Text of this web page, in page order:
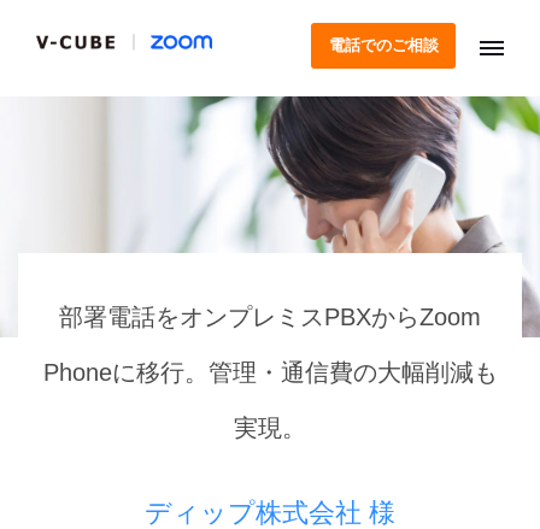
電話でのご相談
部署電話をオンプレミスPBXからZoom
Phoneに移行。 管理・通信費の大幅削減も
実現。
ディップ株式会社 様